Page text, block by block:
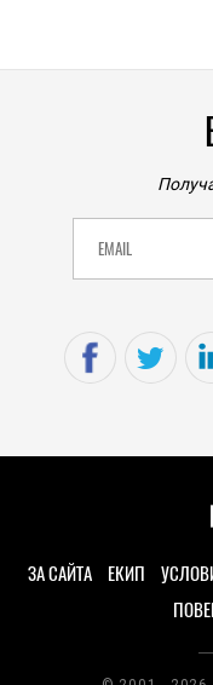
ЗА САЙТА ЕКИП